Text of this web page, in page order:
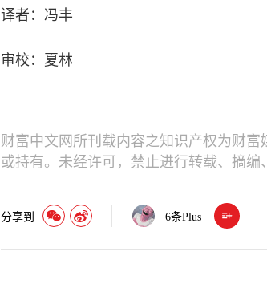
译者：冯丰
审校：夏林
财富中文网所刊载内容之知识产权为财
或持有。未经许可，禁止进行转载、摘编
分享到 6条Plus